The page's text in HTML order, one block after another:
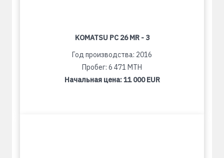
KOMATSU PC 26 MR - 3
Год производства: 2016
Пробег: 6 471 MTH
Начальная цена:11 000 EUR